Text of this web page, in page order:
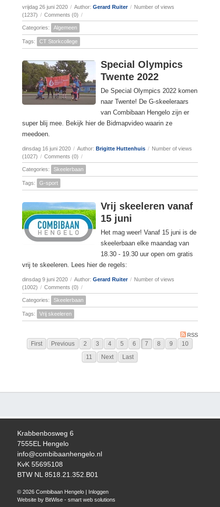
vrijdag 26 juni 2020 / Author: Gerard Ruiter / Number of views
(1237) / Comments (0) /
Categories: Algemeen
Tags: CT Storkcollege
Special Olympics
Twente 2022
De Special Olympics 2022 komen
naar Twente! De G-skeeleraars
van Combibaan Hengelo zijn er
super blij mee. Bekijk hier de Bidmapvideo waarin ze
meedoen.
dinsdag 16 juni 2020 / Author: Brigitte Huttenhuis / Number of views
(1027) / Comments (0) /
Categories: Skeelerbaan
Tags: G-sport
Vrij skeeleren vanaf
15 juni
Het mag weer! Vanaf 15 juni is de
skeelerbaan elke maandag van
18.30 - 19.30 uur open om gratis
vrij te skeeleren. Lees hier de regels:
dinsdag 9 juni 2020 / Author: Gerard Ruiter / Number of views
(1002) / Comments (0) /
Categories: Skeelerbaan
Tags: Vrij skeeleren
RSS
First Previous 2 3 4 5 6 7 8 9
10
11
Next Last
Krabbenbosweg 6
7555EL Hengelo
info@combibaanhengelo.nl
KvK 55695108
BTW NL 8518.21.352.B01
© 2026 Combibaan Hengelo | Inloggen
Website by BitWise - smart web solutions